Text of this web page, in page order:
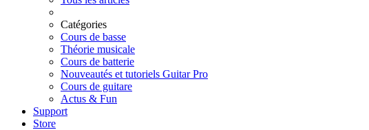
Catégories
Cours de basse
Théorie musicale
Cours de batterie
Nouveautés et tutoriels Guitar Pro
Cours de guitare
Actus & Fun
Support
Store